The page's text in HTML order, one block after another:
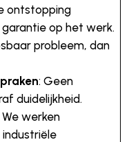
ontstopping
op het werk.
probleem, dan
: Geen
duidelijkheid.
We werken